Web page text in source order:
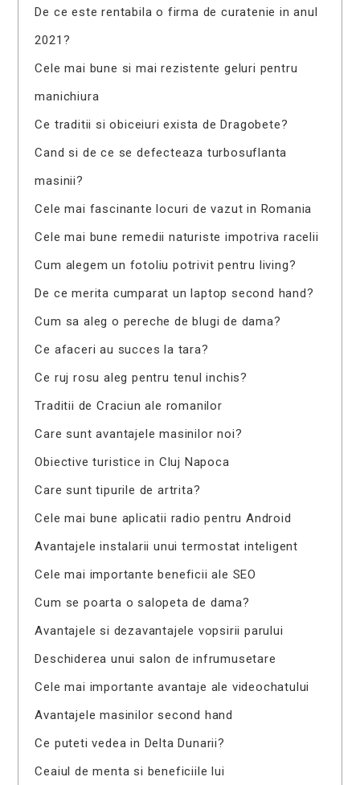
De ce este rentabila o firma de curatenie in anul
2021?
Cele mai bune si mai rezistente geluri pentru
manichiura
Ce traditii si obiceiuri exista de Dragobete?
Cand si de ce se defecteaza turbosuflanta
masinii?
Cele mai fascinante locuri de vazut in Romania
Cele mai bune remedii naturiste impotriva racelii
Cum alegem un fotoliu potrivit pentru living?
De ce merita cumparat un laptop second hand?
Cum sa aleg o pereche de blugi de dama?
Ce afaceri au succes la tara?
Ce ruj rosu aleg pentru tenul inchis?
Traditii de Craciun ale romanilor
Care sunt avantajele masinilor noi?
Obiective turistice in Cluj Napoca
Care sunt tipurile de artrita?
Cele mai bune aplicatii radio pentru Android
Avantajele instalarii unui termostat inteligent
Cele mai importante beneficii ale SEO
Cum se poarta o salopeta de dama?
Avantajele si dezavantajele vopsirii parului
Deschiderea unui salon de infrumusetare
Cele mai importante avantaje ale videochatului
Avantajele masinilor second hand
Ce puteti vedea in Delta Dunarii?
Ceaiul de menta si beneficiile lui